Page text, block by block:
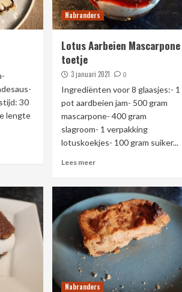
30
lengte
Nabranders
Lotus Aarbeien Mascarpone
toetje
3 januari 2021 0
Ingrediënten voor 8 glaasjes:- 1
pot aardbeien jam- 500 gram
mascarpone- 400 gram
slagroom- 1 verpakking
lotuskoekjes- 100 gram suiker...
Lees meer
Nabranders